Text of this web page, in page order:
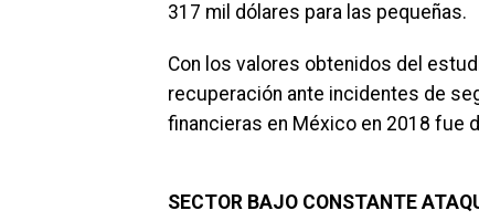
317 mil dólares para las pequeñas.
Con los valores obtenidos del
recuperación ante incidentes de
financieras en México en 2018 fue
SECTOR BAJO CONSTANTE